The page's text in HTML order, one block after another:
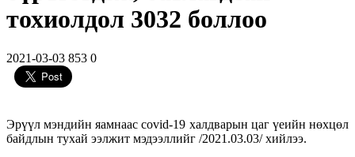
тохиолдол 3032 боллоо
2021-03-03 853 0
Эрүүл мэндийн яамнаас covid-19 халдварын цаг үеийн нөхцөл
байдлын тухай ээлжит мэдээллийг /2021.03.03/ хийлээ.